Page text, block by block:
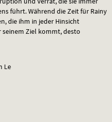
führt. Während die Zeit für Rainy
die ihm in jeder Hinsicht
seinem Ziel kommt, desto
Le